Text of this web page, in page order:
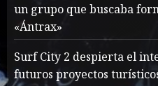
1
War
un grupo que buscaba
«Ántrax»
Surf City 2 despierta el
futuros proyectos